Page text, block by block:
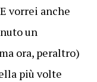
vorrei anche
un
ora, peraltro)
più volte